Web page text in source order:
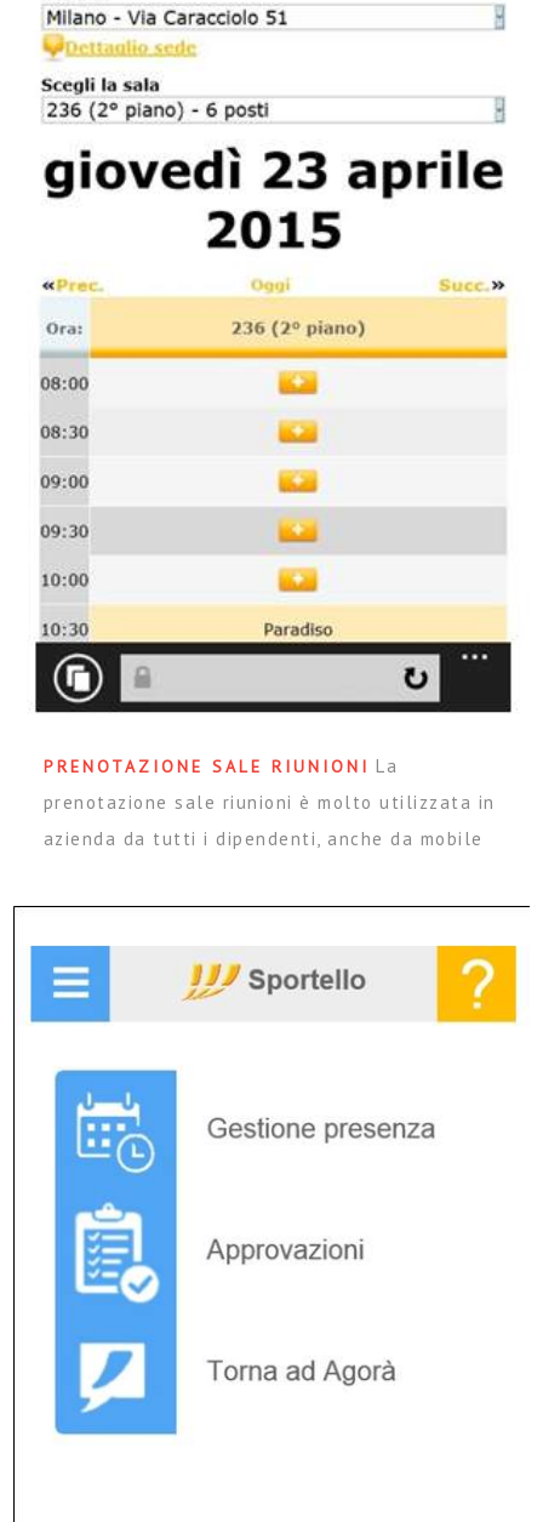
PRENOTAZIONE SALE RIUNIONI La
prenotazione sale riunioni è molto utilizzata in
azienda da tutti i dipendenti, anche da mobile